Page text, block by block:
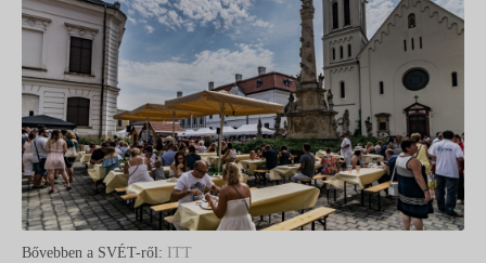
Bővebben a SVÉT-ről: ITT